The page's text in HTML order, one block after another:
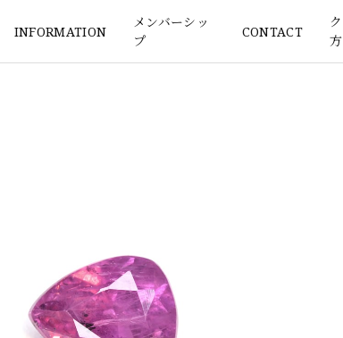
INFORMATION
メンバーシッ
プ
CONTACT
方